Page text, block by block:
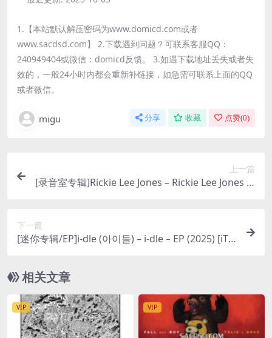
1.【本站默认解压密码为www.domicd.com或者
www.sacdsd.com】 2.下载遇到问题？可联系客服QQ：
240949404或微信：domicd反馈。 3.如遇下载地址丢失或者失
效的，一般24小时内都会重新补链接，如急需可联系上面的QQ
或者微信。
migu 分享 收藏 点赞(0)
上一篇
[录音室专辑]Rickie Lee Jones – Rickie Lee Jones (1
下一篇
[迷你专辑/EP]i-dle (아이들) – i-dle – EP (2025) [iTu
相关文章
VIP VIP